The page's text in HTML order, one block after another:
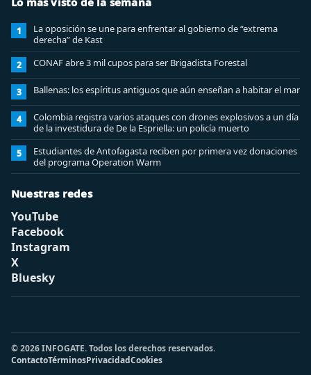
1
La oposición se une para enfrentar al gobierno de “extrema
derecha” de Kast
2 CONAF abre 3 mil cupos para ser Brigadista Forestal
3 Ballenas: los espíritus antiguos que aún enseñan a habitar el mar
4
Colombia registra varios ataques con drones explosivos a un día
de la investidura de De la Espriella: un policía muerto
5
Estudiantes de Antofagasta reciben por primera vez donaciones
del programa Operation Warm
Nuestras redes
YouTube
Facebook
Instagram
X
Bluesky
© 2026 INFOGATE. Todos los derechos reservados.
ContactoTérminosPrivacidadCookies